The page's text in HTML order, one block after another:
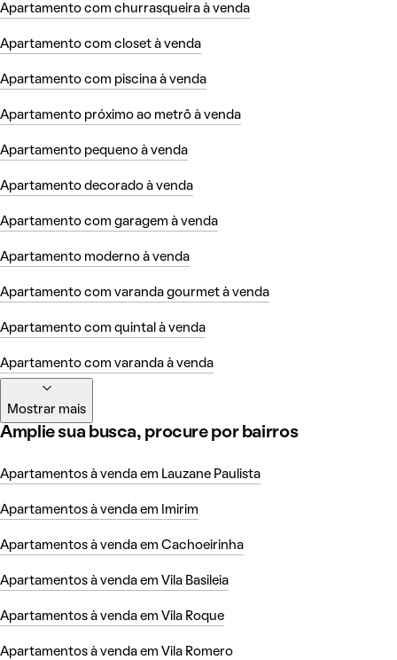
Apartamento com churrasqueira à venda
Apartamento com closet à venda
Apartamento com piscina à venda
Apartamento próximo ao metrô à venda
Apartamento pequeno à venda
Apartamento decorado à venda
Apartamento com garagem à venda
Apartamento moderno à venda
Apartamento com varanda gourmet à venda
Apartamento com quintal à venda
Apartamento com varanda à venda
Mostrar mais
Amplie sua busca, procure por bairros
Apartamentos à venda em Lauzane Paulista
Apartamentos à venda em Imirim
Apartamentos à venda em Cachoeirinha
Apartamentos à venda em Vila Basileia
Apartamentos à venda em Vila Roque
Apartamentos à venda em Vila Romero